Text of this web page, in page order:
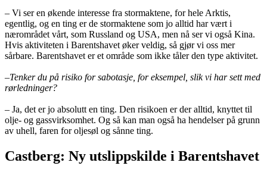
– Vi ser en økende interesse fra stormaktene, for hele Arktis,
egentlig, og en ting er de stormaktene som jo alltid har vært i
nærområdet vårt, som Russland og USA, men nå ser vi også Kina.
Hvis aktiviteten i Barentshavet øker veldig, så gjør vi oss mer
sårbare. Barentshavet er et område som ikke tåler den type aktivitet.
–Tenker du på risiko for sabotasje, for eksempel, slik vi har sett med
rørledninger?
– Ja, det er jo absolutt en ting. Den risikoen er der alltid, knyttet til
olje- og gassvirksomhet. Og så kan man også ha hendelser på grunn
av uhell, faren for oljesøl og sånne ting.
Castberg: Ny utslippskilde i Barentshavet